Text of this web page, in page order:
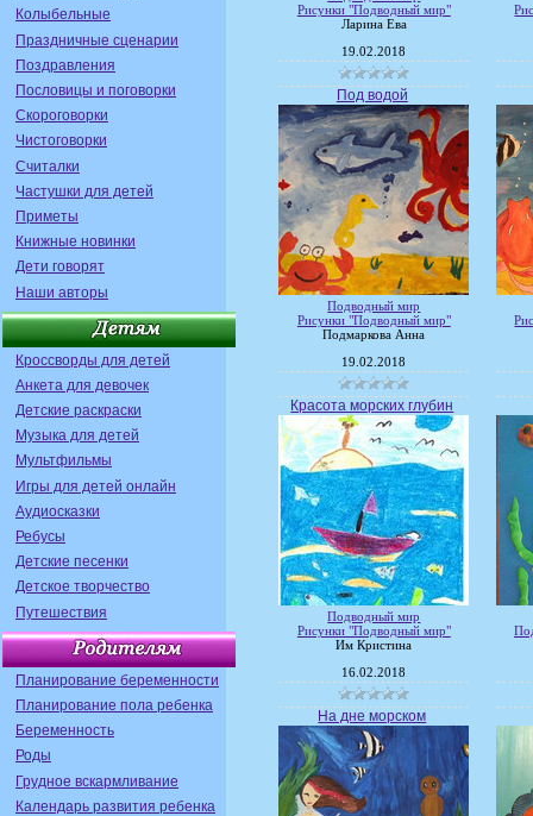
Колыбельные
Праздничные сценарии
Поздравления
Пословицы и поговорки
Скороговорки
Чистоговорки
Считалки
Частушки для детей
Приметы
Книжные новинки
Дети говорят
Наши авторы
Кроссворды для детей
Анкета для девочек
Детские раскраски
Музыка для детей
Мультфильмы
Игры для детей онлайн
Аудиосказки
Ребусы
Детские песенки
Детское творчество
Путешествия
Планирование беременности
Планирование пола ребенка
Беременность
Роды
Грудное вскармливание
Календарь развития ребенка
Рисунки "Подводный мир"
Ларина Ева
19.02.2018
Под водой
Подводный мир
Рисунки "Подводный мир"
Подмаркова Анна
19.02.2018
Красота морских глубин
Подводный мир
Рисунки "Подводный мир"
Им Кристина
16.02.2018
На дне морском